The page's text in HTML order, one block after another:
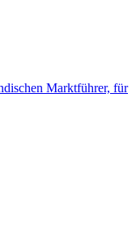
Marktführer, für